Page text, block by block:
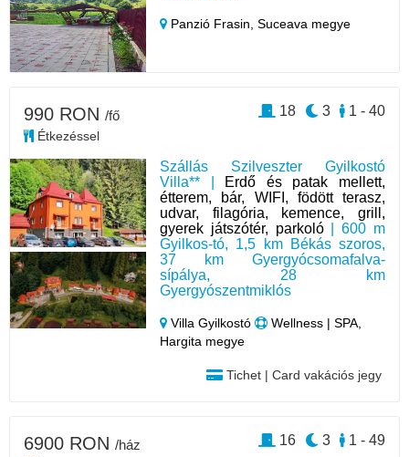
Panzió Frasin,Suceava megye
Szállás Szilveszter Gyilkostó
Villa** |
Erdő és patak mellett,
étterem, bár, WIFI, födött terasz,
udvar, filagória, kemence, grill,
gyerek játszótér, parkoló| 600 m
Gyilkos-tó, 1,5 km Békás szoros,
37 km Gyergyócsomafalva-
sípálya, 28 km
Gyergyószentmiklós
Villa Gyilkostó
Wellness | SPA,
Hargita megye
Tichet | Card vakációs jegy
990 RON /fő
Étkezéssel
1 - 40
3
18
6900 RON /ház 1 - 49
3
16